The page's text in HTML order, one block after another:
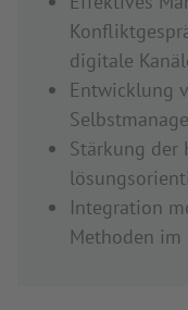
digitale
Entwicklung
Stärkung der
Integration
Methoden im